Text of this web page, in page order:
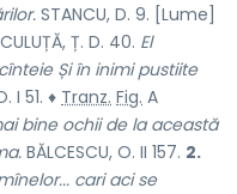
STANCU, D. 9. [Lume]
Ț. D. 40. El
Și în inimi pustiite
I 51. ♦ Tranz. Fig. A
bine ochii de la această
BĂLCESCU, O. II 157. 2.
cari aci se